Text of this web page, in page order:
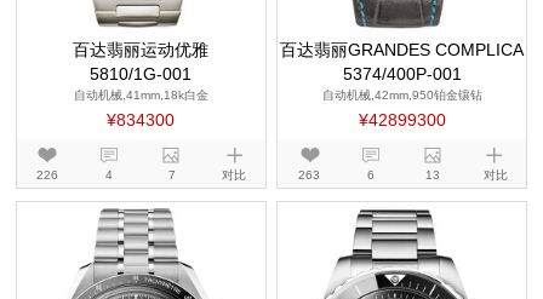
百达翡丽运动优雅
5810/1G-001
自动机械,41mm,18k白金
¥834300
226 4 7 对比
百达翡丽GRANDES COMPLICA
TIONS
5374/400P-001
自动机械,42mm,950铂金镶钻
¥42899300
263 6 13 对比